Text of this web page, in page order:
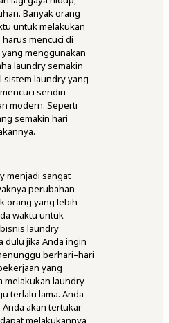
Banyak orang
untuk melakukan
mencuci di
menggunakan
laundry semakin
sistem laundry yang
sendiri
modern. Seperti
semakin hari
menjadi sangat
perubahan
orang yang lebih
waktu untuk
laundry
dulu jika Anda ingin
berhari–hari
yang
melakukan laundry
terlalu lama. Anda
akan tertukar
melakukannya